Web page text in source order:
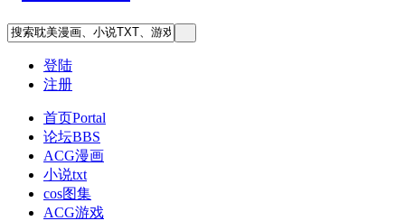
登陆
注册
首页Portal
论坛BBS
ACG漫画
小说txt
cos图集
ACG游戏